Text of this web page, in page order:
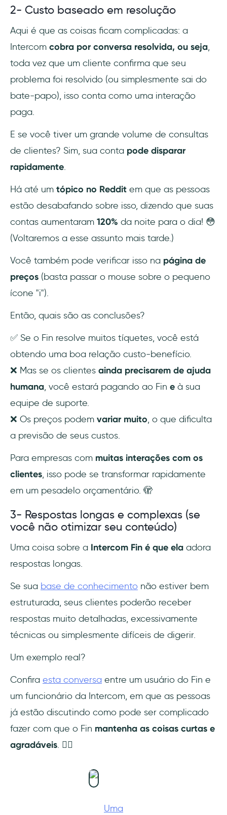
2- Custo baseado em resolução
Aqui é que as coisas ficam complicadas: a
Intercom cobra por conversa resolvida, ou seja,
toda vez que um cliente confirma que seu
problema foi resolvido (ou simplesmente sai do
bate-papo), isso conta como uma interação
paga.
E se você tiver um grande volume de consultas
de clientes? Sim, sua conta pode disparar
rapidamente.
Há até um tópico no Reddit em que as pessoas
estão desabafando sobre isso, dizendo que suas
contas aumentaram 120% da noite para o dia! 😳
(Voltaremos a esse assunto mais tarde.)
Você também pode verificar isso na página de
preços (basta passar o mouse sobre o pequeno
ícone "i").
Então, quais são as conclusões?
✅ Se o Fin resolve muitos tíquetes, você está
obtendo uma boa relação custo-benefício.
❌ Mas se os clientes ainda precisarem de ajuda
humana, você estará pagando ao Fin e à sua
equipe de suporte.
❌ Os preços podem variar muito, o que dificulta
a previsão de seus custos.
Para empresas com muitas interações com os
clientes, isso pode se transformar rapidamente
em um pesadelo orçamentário. 🫣
3- Respostas longas e complexas (se
você não otimizar seu conteúdo)
Uma coisa sobre a Intercom Fin é que ela adora
respostas longas.
Se sua base de conhecimento não estiver bem
estruturada, seus clientes poderão receber
respostas muito detalhadas, excessivamente
técnicas ou simplesmente difíceis de digerir.
Um exemplo real?
Confira esta conversa entre um usuário do Fin e
um funcionário da Intercom, em que as pessoas
já estão discutindo como pode ser complicado
fazer com que o Fin mantenha as coisas curtas e
agradáveis. 👇🏻
Uma